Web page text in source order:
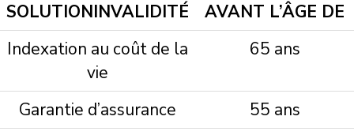
SOLUTIONINVALIDITÉ
AVANT L’ÂGE DE
Indexation au coût de la
vie
65 ans
Garantie d’assurance
55 ans